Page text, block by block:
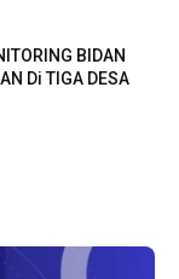
BIDAN
Di TIGA DESA